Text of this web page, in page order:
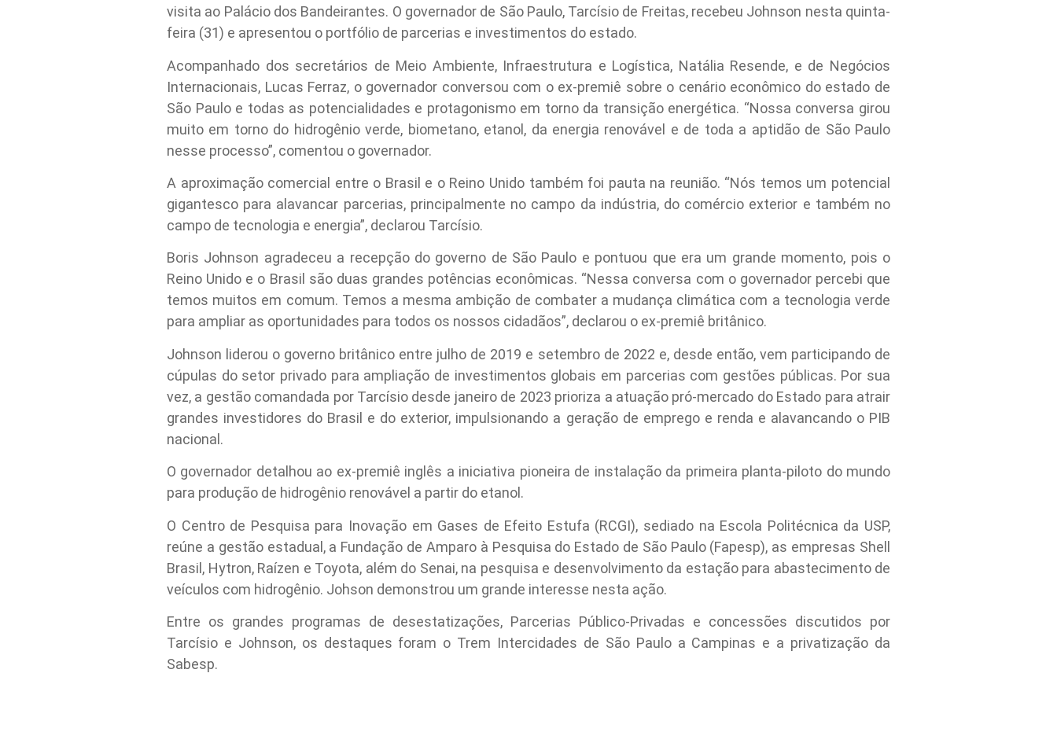
visita ao Palácio dos Bandeirantes. O governador de São Paulo, Tarcísio de Freitas, recebeu Johnson nesta quinta-
feira (31) e apresentou o portfólio de parcerias e investimentos do estado.
Acompanhado dos secretários de Meio Ambiente, Infraestrutura e Logística, Natália Resende, e de Negócios
Internacionais, Lucas Ferraz, o governador conversou com o ex-premiê sobre o cenário econômico do estado de
São Paulo e todas as potencialidades e protagonismo em torno da transição energética. “Nossa conversa girou
muito em torno do hidrogênio verde, biometano, etanol, da energia renovável e de toda a aptidão de São Paulo
nesse processo”, comentou o governador.
A aproximação comercial entre o Brasil e o Reino Unido também foi pauta na reunião. “Nós temos um potencial
gigantesco para alavancar parcerias, principalmente no campo da indústria, do comércio exterior e também no
campo de tecnologia e energia”, declarou Tarcísio.
Boris Johnson agradeceu a recepção do governo de São Paulo e pontuou que era um grande momento, pois o
Reino Unido e o Brasil são duas grandes potências econômicas. “Nessa conversa com o governador percebi que
temos muitos em comum. Temos a mesma ambição de combater a mudança climática com a tecnologia verde
para ampliar as oportunidades para todos os nossos cidadãos”, declarou o ex-premiê britânico.
Johnson liderou o governo britânico entre julho de 2019 e setembro de 2022 e, desde então, vem participando de
cúpulas do setor privado para ampliação de investimentos globais em parcerias com gestões públicas. Por sua
vez, a gestão comandada por Tarcísio desde janeiro de 2023 prioriza a atuação pró-mercado do Estado para atrair
grandes investidores do Brasil e do exterior, impulsionando a geração de emprego e renda e alavancando o PIB
nacional.
O governador detalhou ao ex-premiê inglês a iniciativa pioneira de instalação da primeira planta-piloto do mundo
para produção de hidrogênio renovável a partir do etanol.
O Centro de Pesquisa para Inovação em Gases de Efeito Estufa (RCGI), sediado na Escola Politécnica da USP,
reúne a gestão estadual, a Fundação de Amparo à Pesquisa do Estado de São Paulo (Fapesp), as empresas Shell
Brasil, Hytron, Raízen e Toyota, além do Senai, na pesquisa e desenvolvimento da estação para abastecimento de
veículos com hidrogênio. Johson demonstrou um grande interesse nesta ação.
Entre os grandes programas de desestatizações, Parcerias Público-Privadas e concessões discutidos por
Tarcísio e Johnson, os destaques foram o Trem Intercidades de São Paulo a Campinas e a privatização da
Sabesp.